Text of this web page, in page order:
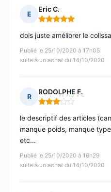
E
Eric C.
Note : 5 sur 5
Publié le 25/10/2020 à 17h05
suite à un achat du 14/10/2020
dois juste améliorer le
R
RODOLPHE F.
Note : 3 sur 5
Publié le 25/10/2020 à 16h29
suite à un achat du 14/10/2020
le descriptif des articles
manque poids, manque
etc...